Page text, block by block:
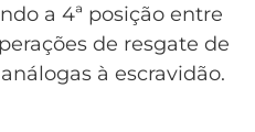
a 4ª posição entre
de resgate de
à escravidão.